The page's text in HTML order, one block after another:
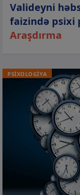
Valideyni
faizində psixi
Araşdırma
PSİXOLOGİYA